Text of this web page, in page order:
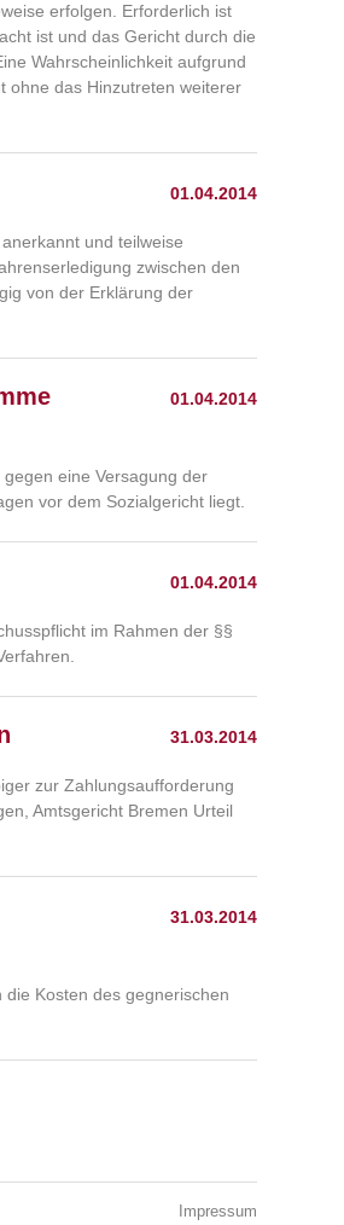
erfolgen. Erforderlich ist
ist und das Gericht durch die
Wahrscheinlichkeit aufgrund
ohne das Hinzutreten weiterer
01.04.2014
und teilweise
zwischen den
von der Erklärung der
01.04.2014
eine Versagung der
vor dem Sozialgericht liegt.
01.04.2014
im Rahmen der §§
31.03.2014
zur Zahlungsaufforderung
Amtsgericht Bremen Urteil
31.03.2014
Kosten des gegnerischen
Impressum